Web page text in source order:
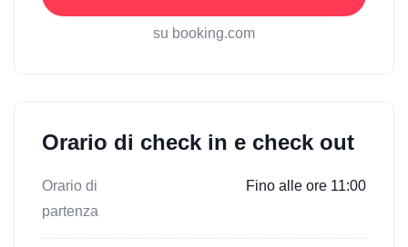
su booking.com
Orario di check in e check out
Orario di
partenza
Fino alle ore 11:00